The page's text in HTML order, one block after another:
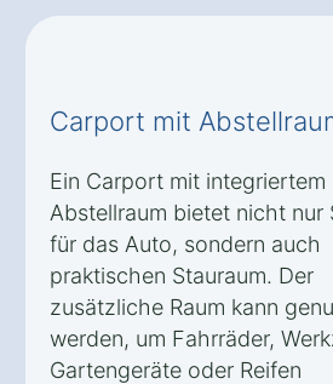
Carport mit
Ein Carport mit integriertem
Abstellraum bietet nicht nur
für das Auto, sondern auch
praktischen Stauraum. Der
zusätzliche Raum kann
werden, um Fahrräder,
Gartengeräte oder Reifen